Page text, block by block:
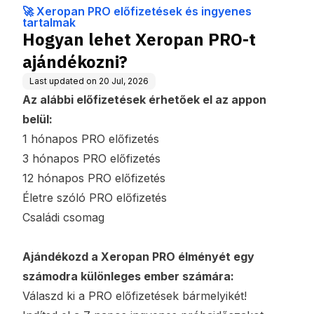
k
🚀 Xeropan PRO előfizetések és ingyenes
tartalmak
Hogyan lehet Xeropan PRO-t
ajándékozni?
Last updated on 20 Jul, 2026
Az alábbi előfizetések érhetőek el az appon
belül:
1 hónapos PRO előfizetés
3 hónapos PRO előfizetés
12 hónapos PRO előfizetés
Életre szóló PRO előfizetés
Családi csomag
Ajándékozd a Xeropan PRO élményét egy
számodra különleges ember számára:
Válaszd ki a PRO előfizetések bármelyikét!